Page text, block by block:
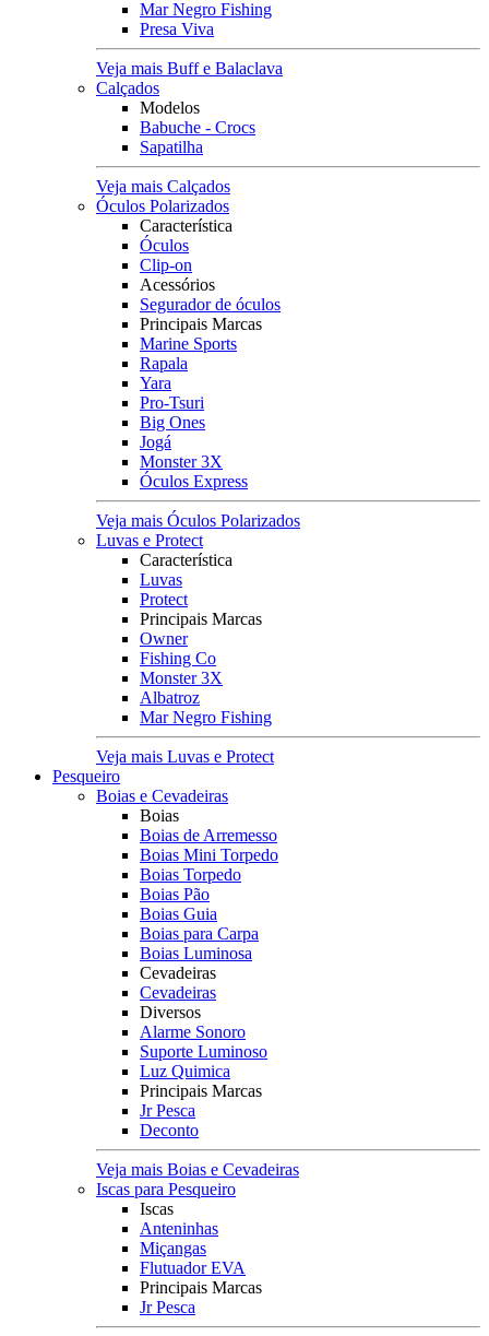
Mar Negro Fishing
Presa Viva
Veja mais Buff e Balaclava
Calçados
Modelos
Babuche - Crocs
Sapatilha
Veja mais Calçados
Óculos Polarizados
Característica
Óculos
Clip-on
Acessórios
Segurador de óculos
Principais Marcas
Marine Sports
Rapala
Yara
Pro-Tsuri
Big Ones
Jogá
Monster 3X
Óculos Express
Veja mais Óculos Polarizados
Luvas e Protect
Característica
Luvas
Protect
Principais Marcas
Owner
Fishing Co
Monster 3X
Albatroz
Mar Negro Fishing
Veja mais Luvas e Protect
Pesqueiro
Boias e Cevadeiras
Boias
Boias de Arremesso
Boias Mini Torpedo
Boias Torpedo
Boias Pão
Boias Guia
Boias para Carpa
Boias Luminosa
Cevadeiras
Cevadeiras
Diversos
Alarme Sonoro
Suporte Luminoso
Luz Quimica
Principais Marcas
Jr Pesca
Deconto
Veja mais Boias e Cevadeiras
Iscas para Pesqueiro
Iscas
Anteninhas
Miçangas
Flutuador EVA
Principais Marcas
Jr Pesca